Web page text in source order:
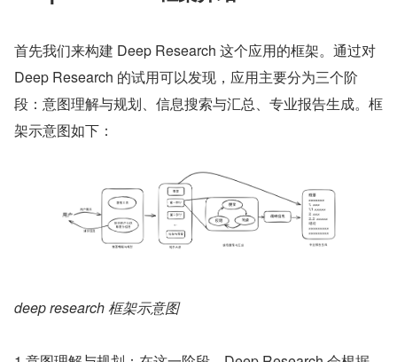
首先我们来构建 Deep Research 这个应用的框架。通过对
Deep Research 的试用可以发现，应用主要分为三个阶
段：意图理解与规划、信息搜索与汇总、专业报告生成。框
架示意图如下：
deep research 框架示意图